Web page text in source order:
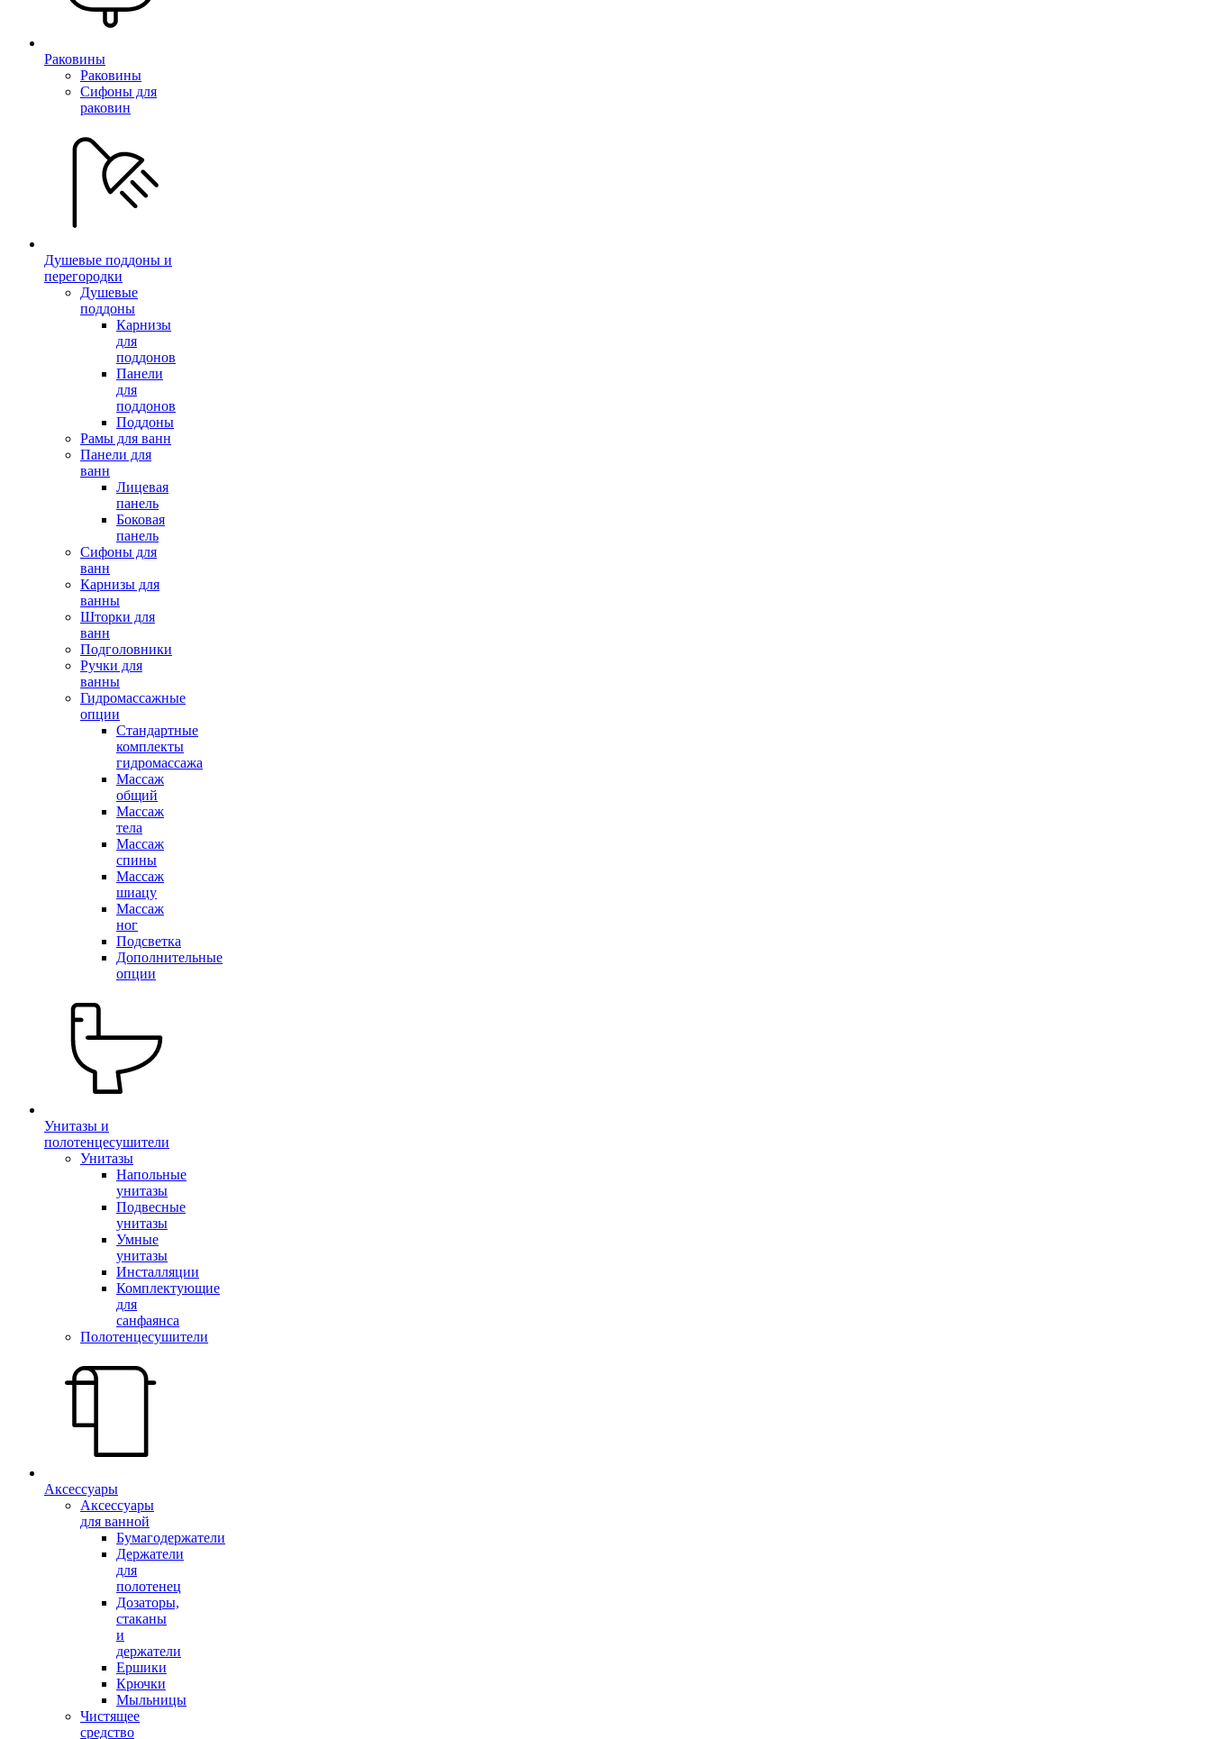
Раковины
Раковины
Сифоны для
раковин
Душевые поддоны и
перегородки
Душевые
поддоны
Карнизы
для
поддонов
Панели
для
поддонов
Поддоны
Рамы для ванн
Панели для
ванн
Лицевая
панель
Боковая
панель
Сифоны для
ванн
Карнизы для
ванны
Шторки для
ванн
Подголовники
Ручки для
ванны
Гидромассажные
опции
Стандартные
комплекты
гидромассажа
Массаж
общий
Массаж
тела
Массаж
спины
Массаж
шиацу
Массаж
ног
Подсветка
Дополнительные
опции
Унитазы и
полотенцесушители
Унитазы
Напольные
унитазы
Подвесные
унитазы
Умные
унитазы
Инсталляции
Комплектующие
для
санфаянса
Полотенцесушители
Аксессуары
Аксессуары
для ванной
Бумагодержатели
Держатели
для
полотенец
Дозаторы,
стаканы
и
держатели
Ершики
Крючки
Мыльницы
Чистящее
средство